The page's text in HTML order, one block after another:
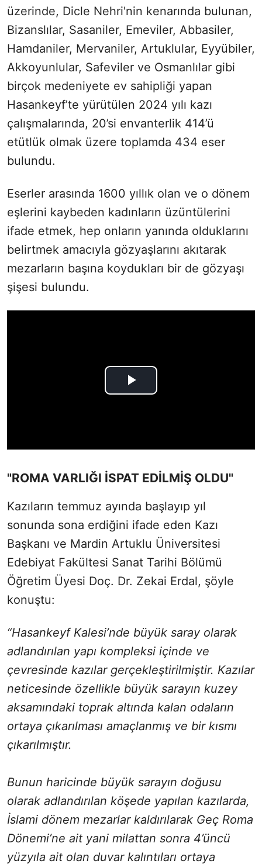
üzerinde, Dicle Nehri'nin kenarında bulunan,
Bizanslılar, Sasaniler, Emeviler, Abbasiler,
Hamdaniler, Mervaniler, Artuklular, Eyyübiler,
Akkoyunlular, Safeviler ve Osmanlılar gibi
birçok medeniyete ev sahipliği yapan
Hasankeyf’te yürütülen 2024 yılı kazı
çalışmalarında, 20’si envanterlik 414’ü
etütlük olmak üzere toplamda 434 eser
bulundu.
Eserler arasında 1600 yıllık olan ve o dönem
eşlerini kaybeden kadınların üzüntülerini
ifade etmek, hep onların yanında olduklarını
belirtmek amacıyla gözyaşlarını akıtarak
mezarların başına koydukları bir de gözyaşı
şişesi bulundu.
"ROMA VARLIĞI İSPAT EDİLMİŞ OLDU"
Kazıların temmuz ayında başlayıp yıl
sonunda sona erdiğini ifade eden Kazı
Başkanı ve Mardin Artuklu Üniversitesi
Edebiyat Fakültesi Sanat Tarihi Bölümü
Öğretim Üyesi Doç. Dr. Zekai Erdal, şöyle
konuştu:
“Hasankeyf Kalesi’nde büyük saray olarak
adlandırılan yapı kompleksi içinde ve
çevresinde kazılar gerçekleştirilmiştir. Kazılar
neticesinde özellikle büyük sarayın kuzey
aksamındaki toprak altında kalan odaların
ortaya çıkarılması amaçlanmış ve bir kısmı
çıkarılmıştır.
Bunun haricinde büyük sarayın doğusu
olarak adlandırılan köşede yapılan kazılarda,
İslami dönem mezarlar kaldırılarak Geç Roma
Dönemi’ne ait yani milattan sonra 4’üncü
yüzyıla ait olan duvar kalıntıları ortaya